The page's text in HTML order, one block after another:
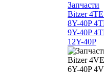
Запчасти
Bitzer
8Y-40P
9Y-40P
12Y-40P